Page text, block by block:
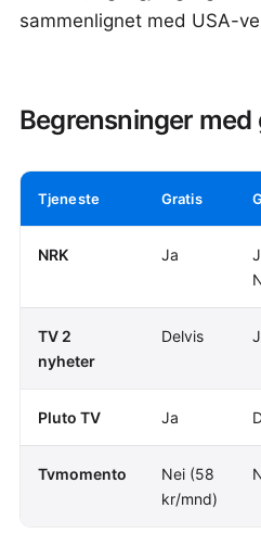
sammenlignet med USA-
Begrensninger med
Tjeneste Gratis
NRK Ja
TV 2
nyheter
Delvis
Pluto TV Ja
Tvmomento
Nei (58
kr/mnd)